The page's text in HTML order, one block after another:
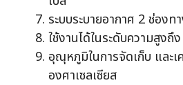
ระบบระบายอากาศ 2 ช่องท
ใช้งานได้ในระดับความสูง
อุณุหภูมิในการจัดเก็บ และ
องศาเซลเซียส